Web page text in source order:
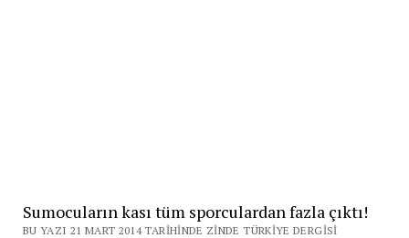
Sumocuların kası tüm sporculardan fazla çıktı!
BU YAZI 21 MART 2014 TARIHINDE ZINDE TÜRKIYE DERGISI